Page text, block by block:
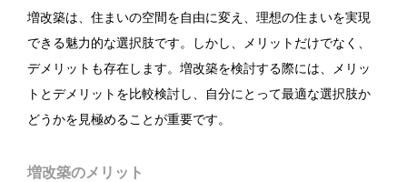
増改築は、住まいの空間を自由に変え、理想の住まいを実現
できる魅力的な選択肢です。しかし、メリットだけでなく、
デメリットも存在します。増改築を検討する際には、メリッ
トとデメリットを比較検討し、自分にとって最適な選択肢か
どうかを見極めることが重要です。
増改築のメリット